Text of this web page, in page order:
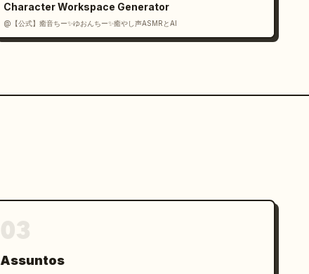
Character Workspace Generator
@【公式】癒音ちー✨ゆおんちー✨癒やし声ASMRとAI
Assuntos